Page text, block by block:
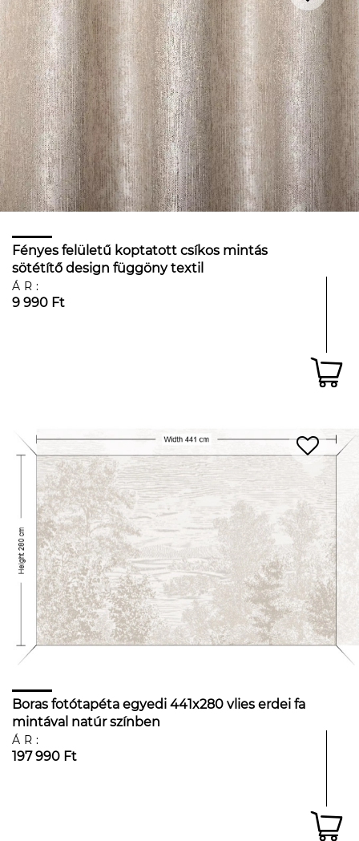
Fényes felületű koptatott csíkos mintás
sötétítő design függöny textil
ÁR:
9 990 Ft
Boras fotótapéta egyedi 441x280 vlies erdei fa
mintával natúr színben
ÁR:
197 990 Ft